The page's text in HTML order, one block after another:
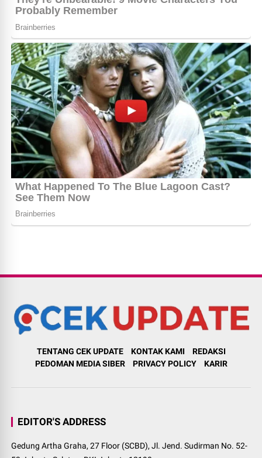
TENTANG CEK UPDATE KONTAK KAMI
REDAKSI
PEDOMAN MEDIA SIBER
PRIVACY POLICY KARIR
EDITOR'S ADDRESS
Gedung Artha Graha, 27 Floor (SCBD), Jl. Jend. Sudirman No. 52-